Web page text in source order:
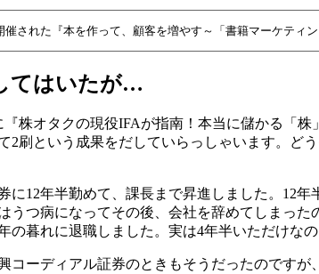
された『本を作って、顧客を増やす～「書籍マーケテ
てはいたが…
株オタクの現役IFAが指南！本当に儲かる「
2刷という成果をだしていらっしゃいます。
に12年半勤めて、課長まで昇進しました。12
うつ病になってその後、会社を辞めてしまっ
の暮れに退職しました。実は4年半いただけな
コーディアル証券のときもそうだったのです